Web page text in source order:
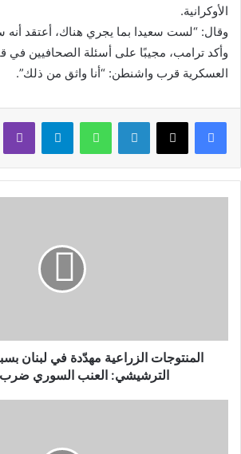
الأوكرانية.
وقال: “لست سعيدا بما يجري هناك، أعتقد أنه
وأكد ترامب، مجيبًا على أسئلة الصحافيين في
العسكرية قرب واشنطن: “أنا واثق من ذلك”.
لينكدإن واتساب تيلقرام
المنتوجات الزراعية مهدّدة في لبنان
الترشيشي: العنب السوري